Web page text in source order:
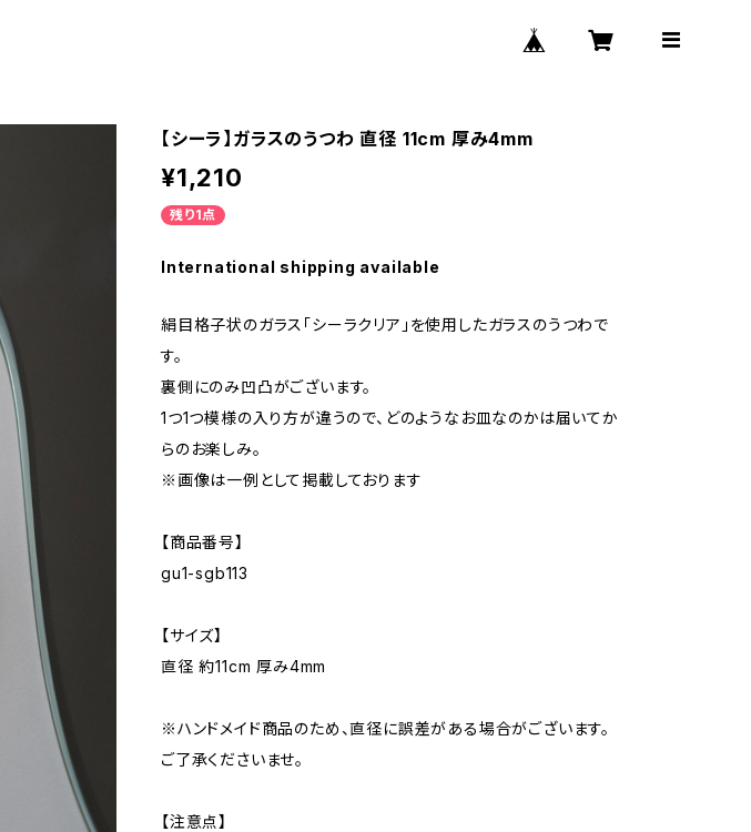
【シーラ】ガラスのうつわ 直径 11cm 厚み4mm
¥1,210
残り1点
International shipping available
絹目格子状のガラス「シーラクリア」を使用したガラスのうつわで
す。
裏側にのみ凹凸がございます。
1つ1つ模様の入り方が違うので、どのようなお皿なのかは届いてか
らのお楽しみ。
※画像は一例として掲載しております
【商品番号】
gu1-sgb113
【サイズ】
直径 約11cm 厚み4mm
※ハンドメイド商品のため、直径に誤差がある場合がございます。
ご了承くださいませ。
【注意点】